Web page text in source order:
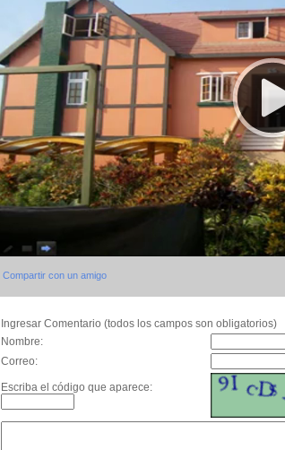
Compartir con un amigo
Ingresar Comentario (todos los campos son obligatorios)
Nombre:
Correo:
Escriba el código que aparece: